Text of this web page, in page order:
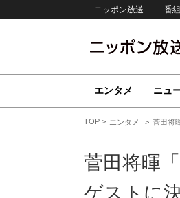
ニッポン放送 番
エンタメ ニュ
TOP エンタメ 菅田将
菅田将暉
ゲストに